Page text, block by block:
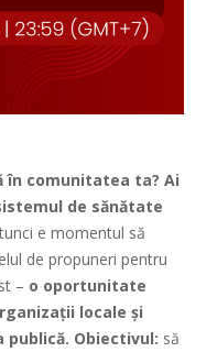
în comunitatea ta? Ai
de sănătate
e momentul să
de propuneri pentru
– o oportunitate
locale și
publică. Obiectivul: să